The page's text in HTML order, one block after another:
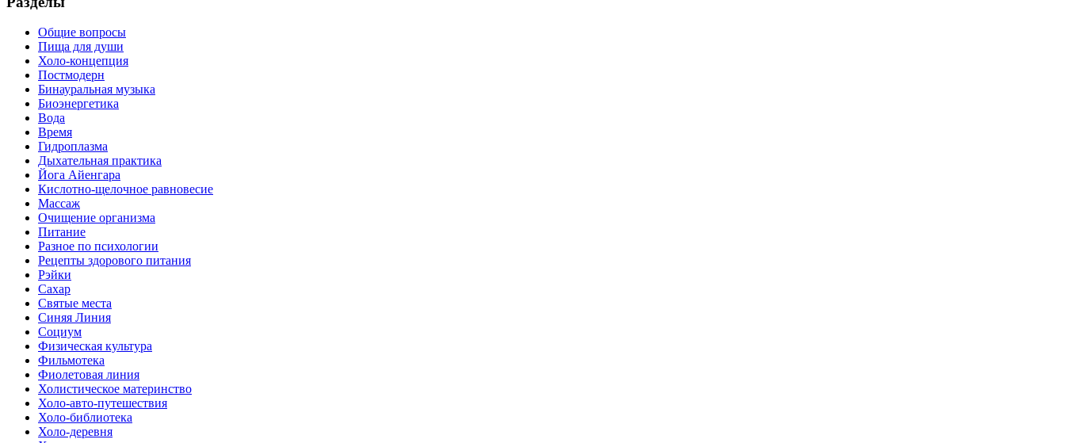
Общие вопросы
Пища для души
Холо-концепция
Постмодерн
Бинауральная музыка
Биоэнергетика
Вода
Время
Гидроплазма
Дыхательная практика
Йога Айенгара
Кислотно-щелочное равновесие
Массаж
Очищение организма
Питание
Разное по психологии
Рецепты здорового питания
Рэйки
Сахар
Святые места
Синяя Линия
Социум
Физическая культура
Фильмотека
Фиолетовая линия
Холистическое материнство
Холо-авто-путешествия
Холо-библиотека
Холо-деревня